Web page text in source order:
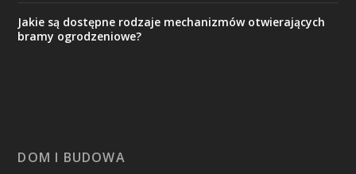
Jakie są dostępne rodzaje mechanizmów otwierających
bramy ogrodzeniowe?
DOM I BUDOWA